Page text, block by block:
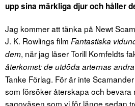
upp sina märkliga djur och håller
Jag kommer att tänka på Newt
J. K. Rowlings film Fantastiska
dem, när jag läser Torill Kornfeldts
återkomst: de utdöda arternas
Tanke Förlag. För är inte
som försöker återskapa och bevara
sagoväsen som vi för länge sedan